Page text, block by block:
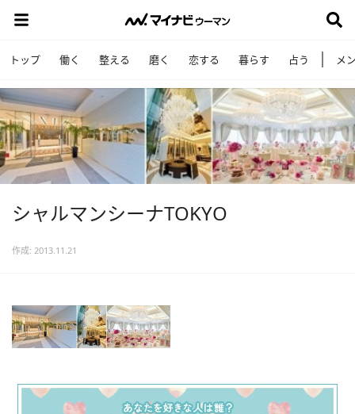
トップ 働く 整える 磨く 恋する 暮らす 占う メ
シャルマンシーナTOKYO
作成: 2013.11.21